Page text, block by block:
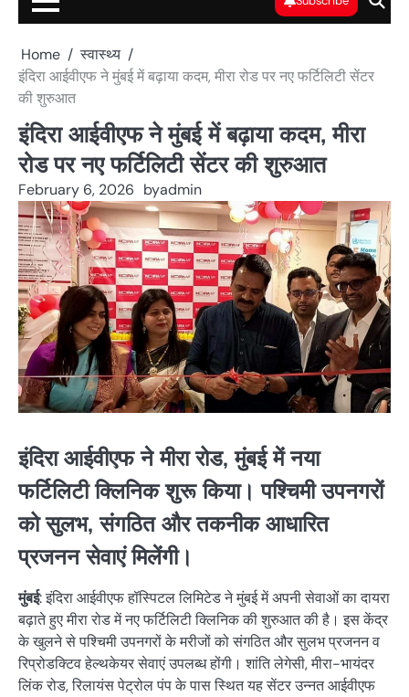
Home
स्वास्थ्य
इंदिरा आईवीएफ ने मुंबई में बढ़ाया कदम, मीरा रोड पर नए फर्टिलिटी सेंटर
की शुरुआत
इंदिरा आईवीएफ ने मुंबई में बढ़ाया कदम, मीरा
रोड पर नए फर्टिलिटी सेंटर की शुरुआत
February 6, 2026 byadmin
इंदिरा आईवीएफ ने मीरा रोड, मुंबई में नया
फर्टिलिटी क्लिनिक शुरू किया। पश्चिमी उपनगरों
को सुलभ, संगठित और तकनीक आधारित
प्रजनन सेवाएं मिलेंगी।
मुंबई: इंदिरा आईवीएफ हॉस्पिटल लिमिटेड ने मुंबई में अपनी सेवाओं का दायरा
बढ़ाते हुए मीरा रोड में नए फर्टिलिटी क्लिनिक की शुरुआत की है। इस केंद्र
के खुलने से पश्चिमी उपनगरों के मरीजों को संगठित और सुलभ प्रजनन व
रिप्रोडक्टिव हेल्थकेयर सेवाएं उपलब्ध होंगी। शांति लेगेसी, मीरा-भायंदर
लिंक रोड, रिलायंस पेट्रोल पंप के पास स्थित यह सेंटर उन्नत आईवीएफ